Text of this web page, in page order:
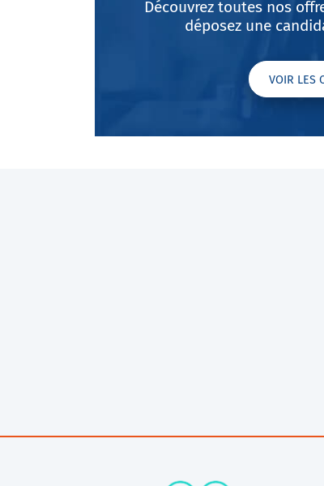
Découvrez toutes nos
déposez une
VOIR LES